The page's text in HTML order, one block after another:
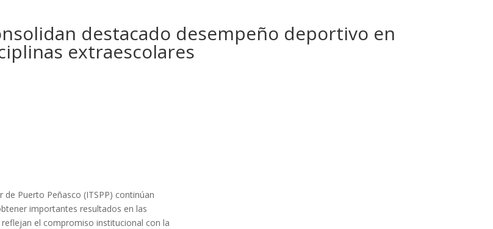
destacado desempeño deportivo en
extraescolares
Puerto Peñasco (ITSPP) continúan
importantes resultados en las
el compromiso institucional con la